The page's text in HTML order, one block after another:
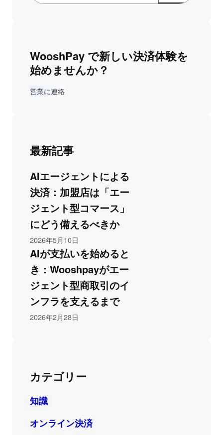
WooshPay で新しい決済体験を
始めませんか？
営業に連絡
最新記事
AIエージェントによる
決済：加盟店は「エー
ジェント型コマース」
にどう備えるべきか
2026年5月10日
AIが支払いを始めると
き：Wooshpayがエー
ジェント型商取引のイ
ンフラを支えるまで
2026年2月28日
カテゴリー
知識
オンライン決済